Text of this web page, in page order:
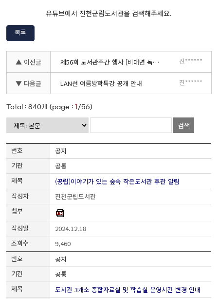
유튜브에서 진천군립도서관을 검색해주세요.
목록
▲ 이전글 제56회 도서관주간 행사 [비대면 독서골든벨] 참여자 모집 진******
▼ 다음글 LAN선 여름방학특강 공개 안내 진******
Total :840개 (page : /56)
검색
공지
공통
(공립)이야기가 있는 숲속 작은도서관 휴관 알림
진천군립도서관
2024.12.18
9,460
공지
공통
도서관 3개소 종합자료실 및 학습실 운영시간 변경 안내